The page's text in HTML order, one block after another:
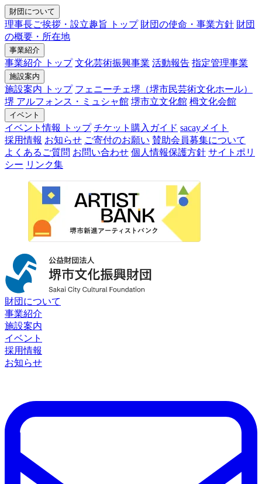
財団について
理事長ご挨拶・設立趣旨 トップ 財団の使命・事業方針 財団
の概要・所在地
事業紹介
事業紹介 トップ 文化芸術振興事業 活動報告 指定管理事業
施設案内
施設案内 トップ フェニーチェ堺（堺市民芸術文化ホール）
堺 アルフォンス・ミュシャ館 堺市立文化館 栂文化会館
イベント
イベント情報 トップ チケット購入ガイド sacayメイト
採用情報 お知らせ ご寄付のお願い 賛助会員募集について
よくあるご質問 お問い合わせ 個人情報保護方針 サイトポリ
シー リンク集
財団について
事業紹介
施設案内
イベント
採用情報
お知らせ